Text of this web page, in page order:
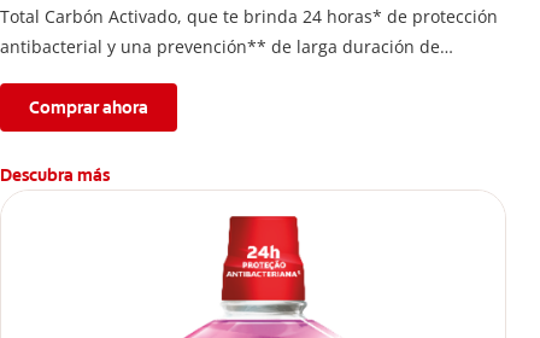
Total Carbón Activado, que te brinda 24 horas* de protección
antibacterial y una prevención** de larga duración de
Comprar ahora
Descubra más